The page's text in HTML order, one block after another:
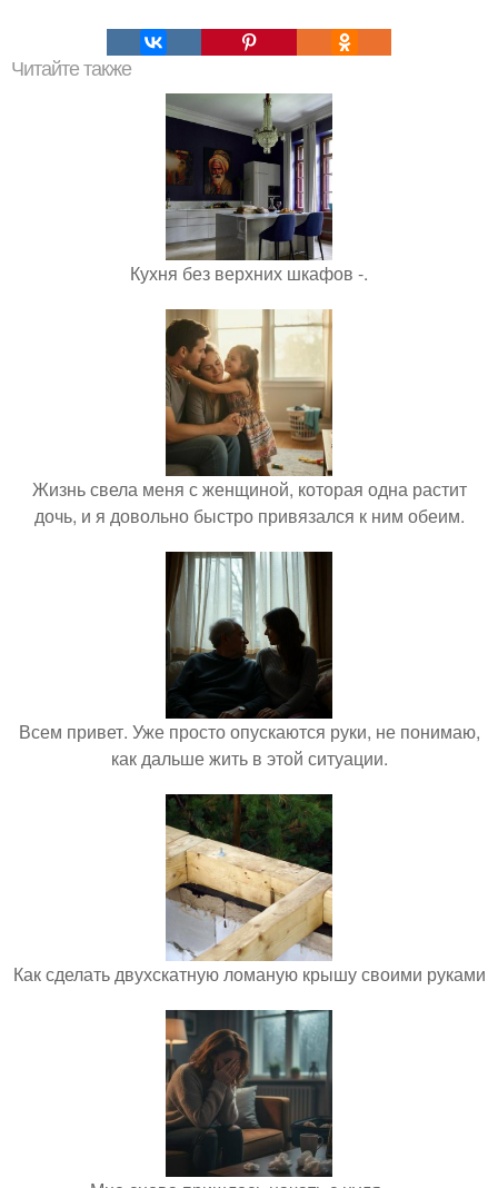
Читайте также
Кухня без верхних шкафов -.
Жизнь свела меня с женщиной, которая одна растит
дочь, и я довольно быстро привязался к ним обеим.
Всем привет. Уже просто опускаются руки, не понимаю,
как дальше жить в этой ситуации.
Как сделать двухскатную ломаную крышу своими руками